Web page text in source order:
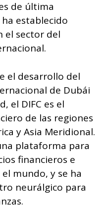
de última
establecido
el sector del
el desarrollo del
de Dubái
el DIFC es el
de las regiones
y Asia Meridional.
plataforma para
financieros e
mundo, y se ha
neurálgico para